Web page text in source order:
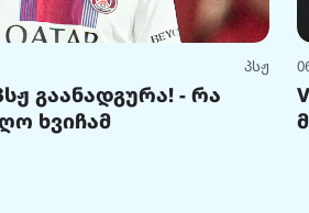
პსჟ
გაანადგურა! - რა
ხვიჩამ